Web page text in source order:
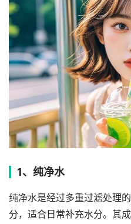
1、纯净水
纯净水是经过多重过滤处理
分，适合日常补充水分。其